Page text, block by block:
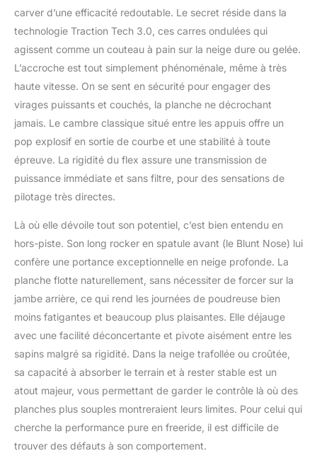
carver d’une efficacité redoutable. Le secret réside dans la
technologie Traction Tech 3.0, ces carres ondulées qui
agissent comme un couteau à pain sur la neige dure ou gelée.
L’accroche est tout simplement phénoménale, même à très
haute vitesse. On se sent en sécurité pour engager des
virages puissants et couchés, la planche ne décrochant
jamais. Le cambre classique situé entre les appuis offre un
pop explosif en sortie de courbe et une stabilité à toute
épreuve. La rigidité du flex assure une transmission de
puissance immédiate et sans filtre, pour des sensations de
pilotage très directes.
Là où elle dévoile tout son potentiel, c’est bien entendu en
hors-piste. Son long rocker en spatule avant (le Blunt Nose) lui
confère une portance exceptionnelle en neige profonde. La
planche flotte naturellement, sans nécessiter de forcer sur la
jambe arrière, ce qui rend les journées de poudreuse bien
moins fatigantes et beaucoup plus plaisantes. Elle déjauge
avec une facilité déconcertante et pivote aisément entre les
sapins malgré sa rigidité. Dans la neige trafollée ou croûtée,
sa capacité à absorber le terrain et à rester stable est un
atout majeur, vous permettant de garder le contrôle là où des
planches plus souples montreraient leurs limites. Pour celui qui
cherche la performance pure en freeride, il est difficile de
trouver des défauts à son comportement.